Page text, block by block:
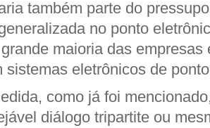
também parte do
no ponto
maioria das empresas
sistemas eletrônicos de
como já foi
diálogo tripartite ou